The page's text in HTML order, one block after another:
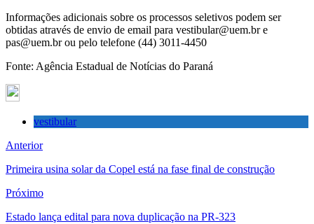
Informações adicionais sobre os processos seletivos podem ser
obtidas através de envio de email para vestibular@uem.br e
pas@uem.br ou pelo telefone (44) 3011-4450
Fonte: Agência Estadual de Notícias do Paraná
vestibular
Anterior
Primeira usina solar da Copel está na fase final de construção
Próximo
Estado lança edital para nova duplicação na PR-323